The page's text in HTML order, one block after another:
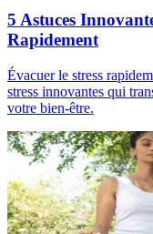
5 Astuces
Rapidement
Évacuer le stress
stress innovantes qui
votre bien-être.